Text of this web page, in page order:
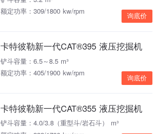
额定功率：309/1800 kw/rpm
询底价
卡特彼勒新一代CAT®395 液压挖掘机
铲斗容量：6.5～8.5 m³
额定功率：405/1900 kw/rpm
询底价
卡特彼勒新一代CAT®355 液压挖掘机
铲斗容量：4.0/3.8（重型斗/岩石斗） m³